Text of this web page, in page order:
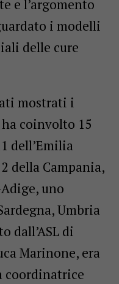
e l’argomento
i modelli
delle cure
mostrati i
coinvolto 15
dell’Emilia
della Campania,
uno
Umbria
dall’ASL di
Marinone, era
coordinatrice